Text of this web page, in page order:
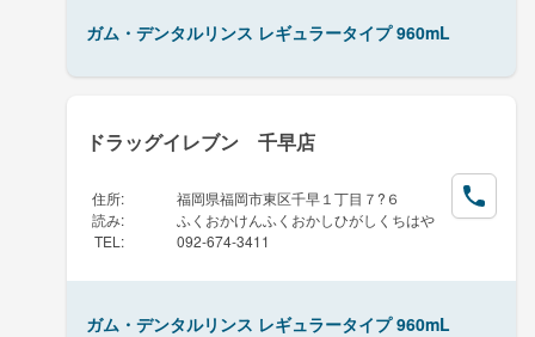
ガム・デンタルリンス レギュラータイプ 960mL
ドラッグイレブン 千早店
住所:
福岡県福岡市東区千早１丁目７?６
読み:
ふくおかけんふくおかしひがしくちはや
TEL : 092-674-3411
ガム・デンタルリンス レギュラータイプ 960mL